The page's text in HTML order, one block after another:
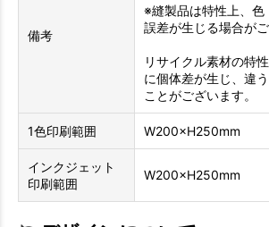
備考
※縫製品は特性上、色
誤差が生じる場合がご
リサイクル素材の特
に個体差が生じ、違
ことがございます。
1色印刷範囲 W200×H250mm
インクジェット
印刷範囲
W200×H250mm